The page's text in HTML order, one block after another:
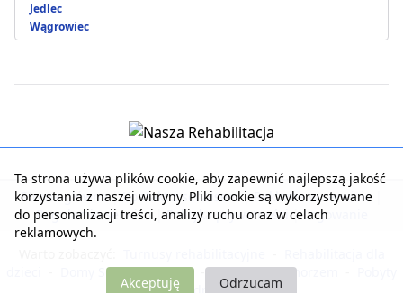
Jedlec
Wągrowiec
Strona główna | Kontakt z serwisem | Reklama w serwisie
Regulamin serwisu | Polityka prywatności | Logowanie
Domy Seniora i Opieki - Noclegi nad morzem
Ta strona używa plików cookie, aby zapewnić najlepszą jakość
korzystania z naszej witryny. Pliki cookie są wykorzystywane
do personalizacji treści, analizy ruchu oraz w celach
reklamowych.
Akceptuję Odrzucam